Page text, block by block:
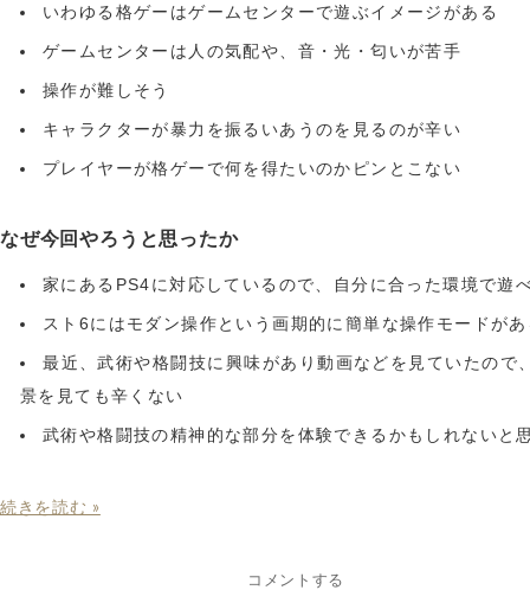
いわゆる格ゲーはゲームセンターで遊ぶイメージがある
ゲームセンターは人の気配や、音・光・匂いが苦手
操作が難しそう
キャラクターが暴力を振るいあうのを見るのが辛い
プレイヤーが格ゲーで何を得たいのかピンとこない
なぜ今回やろうと思ったか
家にあるPS4に対応しているので、自分に合った環境で遊
スト6にはモダン操作という画期的に簡単な操作モードが
最近、武術や格闘技に興味があり動画などを見ていたので
景を見ても辛くない
武術や格闘技の精神的な部分を体験できるかもしれないと
続きを読む »
コメントする